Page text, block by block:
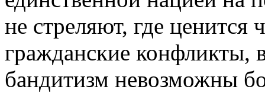
не стреляют, где ценится
гражданские конфликты,
бандитизм невозможны